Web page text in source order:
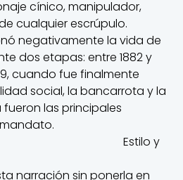
cínico, manipulador,
cualquier escrúpulo.
negativamente la vida de
dos etapas: entre 1882 y
cuando fue finalmente
social, la bancarrota y la
las principales
y
narración sin ponerla en